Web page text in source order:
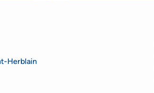
Herblain